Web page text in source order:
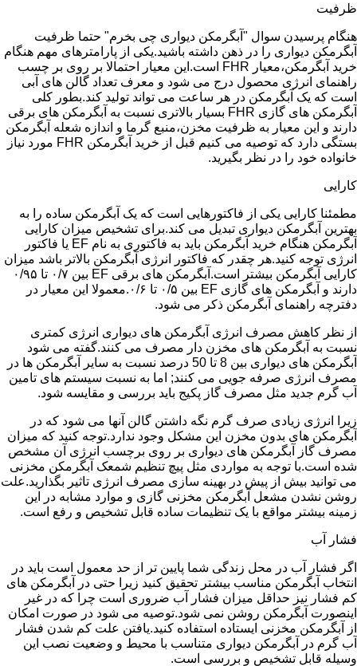
ظرفیت
هنگام پرسیدن سوال "آبگرمکن دیواری چی بخرم" حتما ظرفیت
آبگرمکن دیواری را در ذهن داشته باشید.یکی از پارامترهای مهم هنگام
خرید آبگرمکن،معیار FHR است.این معیار احتمالا بر روی بر چسب
راهنمای انرژی محصول درج می شود و معرف تعداد گالن های آبی
است که یک آبگرمکن در هر ساعت می تواند تولید کند.بطور کلی
آبگرمکن های گازی FHR بسیار بالاتری نسبت به آبگرمکن های برقی
دارند و این معیار به ظرفیت مخزن،منبع گرما و اندازه شعله آبگرمکن
بستگی دارد که توصیه می کنیم قبل از خرید آبگرمکن FHR مورد نیاز
خانواده خود را در نظر بگیرید.
کارایی
مطمئنا کارایی یکی از فاکتورهایی است که یک آبگرمکن ساده را به
بهترین آبگرمکن دیواری تبدیل می کند.برای تشخیص میزان کارایی
آبگرمکن هنگام خرید آبگرمکن باید به فاکتوری به نام EF یا فاکتور
انرژی توجه کنید.هر چقدر که فاکتور انرژی آبگرمکن بالاتر باشد میزان
کارایی آبگرمکن بیشتر است.آبگرمکن های برقی EF بین ۰/۷ تا ۰/۹۵
دارند و آبگرمکن های گازی EF بین ۰/۵ تا ۰/۶.معمولا این معیار در
دفترچه راهنمای آبگرمکن ذکر می شود.
از نظر کاهش مصرف انرژی آبگرمکن های دیواری انرژی کمتری
نسبت به آبگرمکن های مخزن دار مصرف می کنند.گفته می شود
آبگرمکن های دیواری بین 8 تا 50 درصد نسبت به سایر آبگرمکن ها در
مصرف انرژی صرفه جویی می کنند; اما به نسبت سیستم های تامین
آب گرم جدید مثل مصرف گاز پکیج باید بررسی و مقایسه شود.
زیرا انرژی زیادی صرف گرم نگه داشتن گالن آنها می شود که در
آبگرمکن های بدون مخزن این مشکل وجود ندارد.توجه کنید که میزان
مصرف گاز آبگرمکن های دیواری بر روی برچسب انرژی آن مشخص
شده است.با توجه به مواردی مثل پیچ تنظیم شمعک آبگرمکن مخزنی
می توانید بیش از پیش در بهینه سازی مصرف انرژی تاثیر بگذارید.علت
روشن نشدن مشعل آبگرمکن مخزنی گازی و موارد مشابه در این
زمینه بیشتر مواقع با یک تنظیمات ساده قابل تشخیص و رفع است.
فشار آب
اگر فشار آب در محل زندگی شما پایین تر از حد معمول است باید در
انتخاب آبگرمکن مناسب بیشتر تحقیق کنید زیرا حتی در آبگرمکن های
کم فشار نیز حداقل میزان فشار آب ضروری است چرا که در غیر
اینصورت آبگرمکن روشن نمی شود.توصیه می شود در صورت امکان
از آبگرمکن مخزنی ایستاده استفاده کنید.یافتن علت کم شدن فشار
آب گرم در آبگرمکن دیواری متناسب با محیط و وضعیت نصب این
وسیله قابل تشخیص و بررسی است.